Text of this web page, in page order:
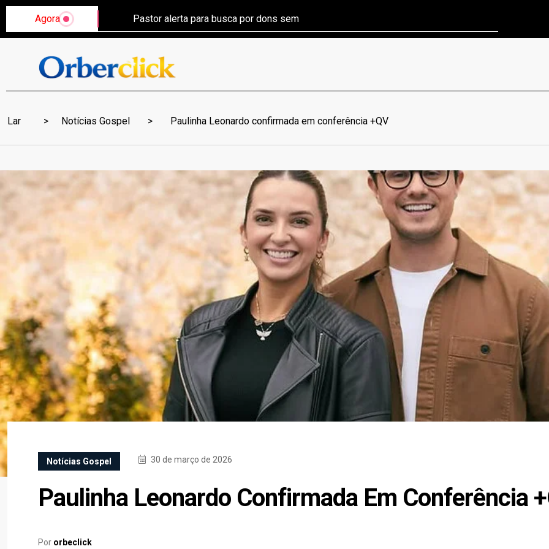
Agora Pastor alerta para busca por dons sem
Lar Notícias Gospel Paulinha Leonardo confirmada em conferência +QV
Notícias Gospel 30 de março de 2026
Paulinha Leonardo Confirmada Em Conferência
Por orbeclick